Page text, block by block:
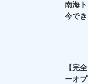
南海
今で
【完
ーオ